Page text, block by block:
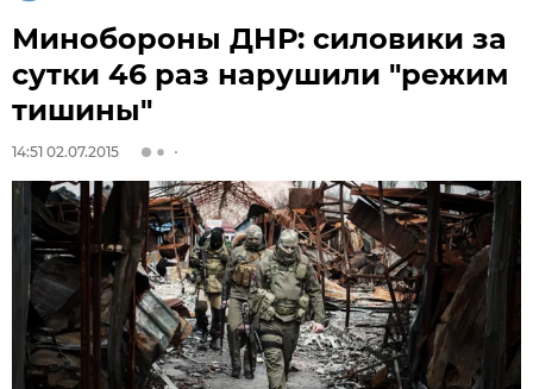
Минобороны ДНР: силовики за
сутки 46 раз нарушили "режим
тишины"
14:51 02.07.2015